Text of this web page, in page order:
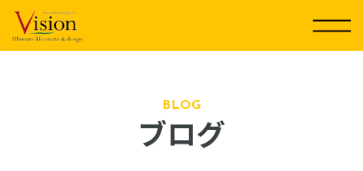
テ
BLOG
ブログ